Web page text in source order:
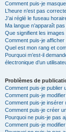
Comment puis-je
L’heure n’est pas
J’ai réglé le fuseau
Ma langue n’apparaît
Que signifient les
Comment puis-je
Quel est mon rang et
Pourquoi m’est-il
électronique d’un
Problèmes de
Comment puis-je publier
Comment puis-je
Comment puis-je insérer
Comment puis-je créer
Pourquoi ne puis-je pas
Comment puis-je